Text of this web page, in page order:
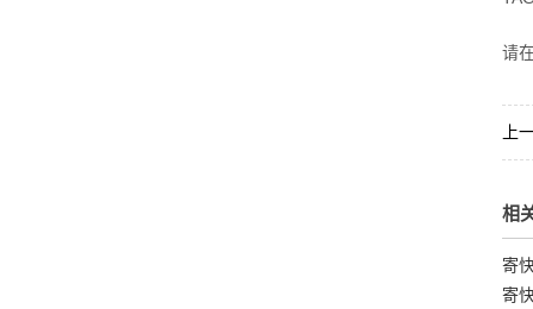
请
上
相
寄
寄